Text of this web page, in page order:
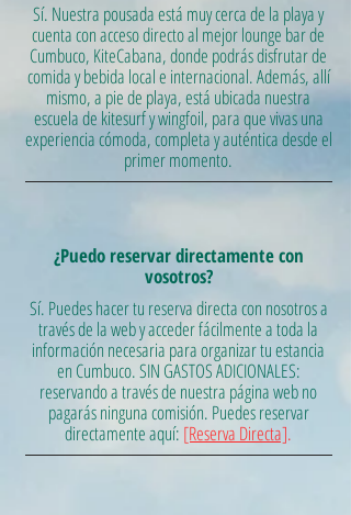
Sí. Nuestra pousada está muy cerca de la playa y
cuenta con acceso directo al mejor lounge bar de
Cumbuco, KiteCabana, donde podrás disfrutar de
comida y bebida local e internacional. Además, allí
mismo, a pie de playa, está ubicada nuestra
escuela de kitesurf y wingfoil, para que vivas una
experiencia cómoda, completa y auténtica desde el
primer momento.
¿Puedo reservar directamente con
vosotros?
Sí. Puedes hacer tu reserva directa con nosotros a
través de la web y acceder fácilmente a toda la
información necesaria para organizar tu estancia
en Cumbuco. SIN GASTOS ADICIONALES:
reservando a través de nuestra página web no
pagarás ninguna comisión. Puedes reservar
directamente aquí: [Reserva Directa].